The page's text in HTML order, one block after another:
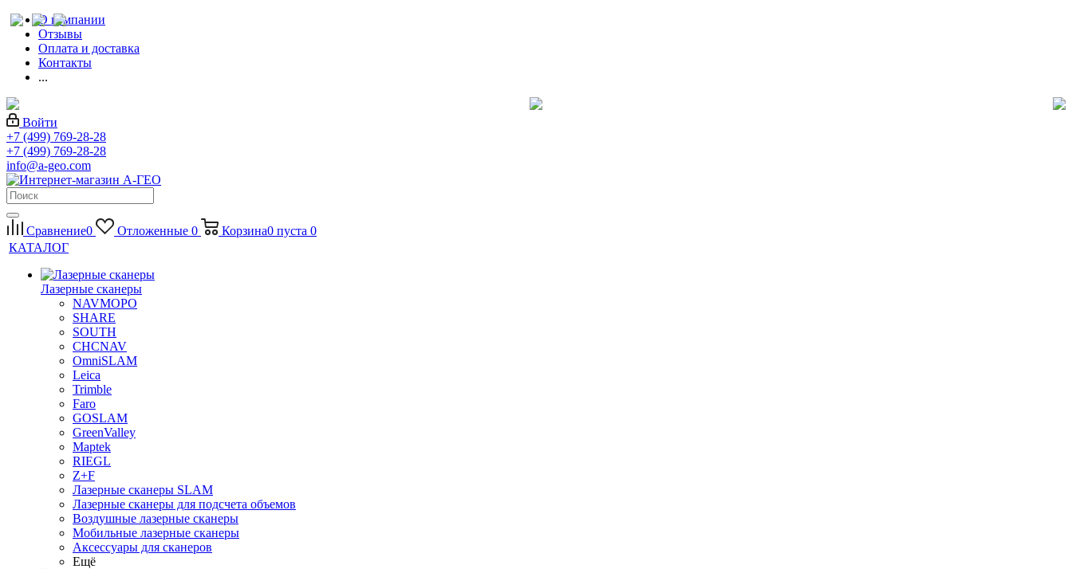
О компании
Отзывы
Оплата и доставка
Контакты
...
Войти
+7 (499) 769-28-28
+7 (499) 769-28-28
info@a-geo.com
Сравнение0 Отложенные 0 Корзина0 пуста 0
КАТАЛОГ
Лазерные сканеры
NAVMOPO
SHARE
SOUTH
CHCNAV
OmniSLAM
Leica
Trimble
Faro
GOSLAM
GreenValley
Maptek
RIEGL
Z+F
Лазерные сканеры SLAM
Лазерные сканеры для подсчета объемов
Воздушные лазерные сканеры
Мобильные лазерные сканеры
Аксессуары для сканеров
Ещё